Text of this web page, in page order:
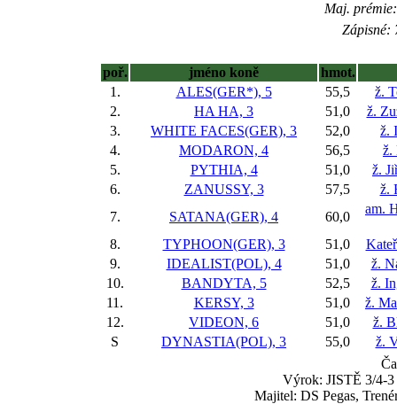
Maj.
Zápisné:
poř. jméno koně
hmot.
1.
ALES(GER*), 5 55,5
ž.
2.
HA HA, 3 51,0
ž.
3.
WHITE FACES(GER), 3 52,0
ž.
4.
MODARON, 4 56,5
ž.
5.
PYTHIA, 4 51,0
ž.
6.
ZANUSSY, 3 57,5
ž.
7.
SATANA(GER), 4 60,0
am.
8. TYPHOON(GER), 3 51,0
9.
IDEALIST(POL), 4 51,0
ž.
10.
BANDYTA, 5 52,5
ž.
11.
KERSY, 3 51,0
ž.
12.
VIDEON, 6 51,0
ž.
S
DYNASTIA(POL), 3 55,0
ž.
Výrok: JISTĚ 3/4-3
Majitel: DS Pegas,